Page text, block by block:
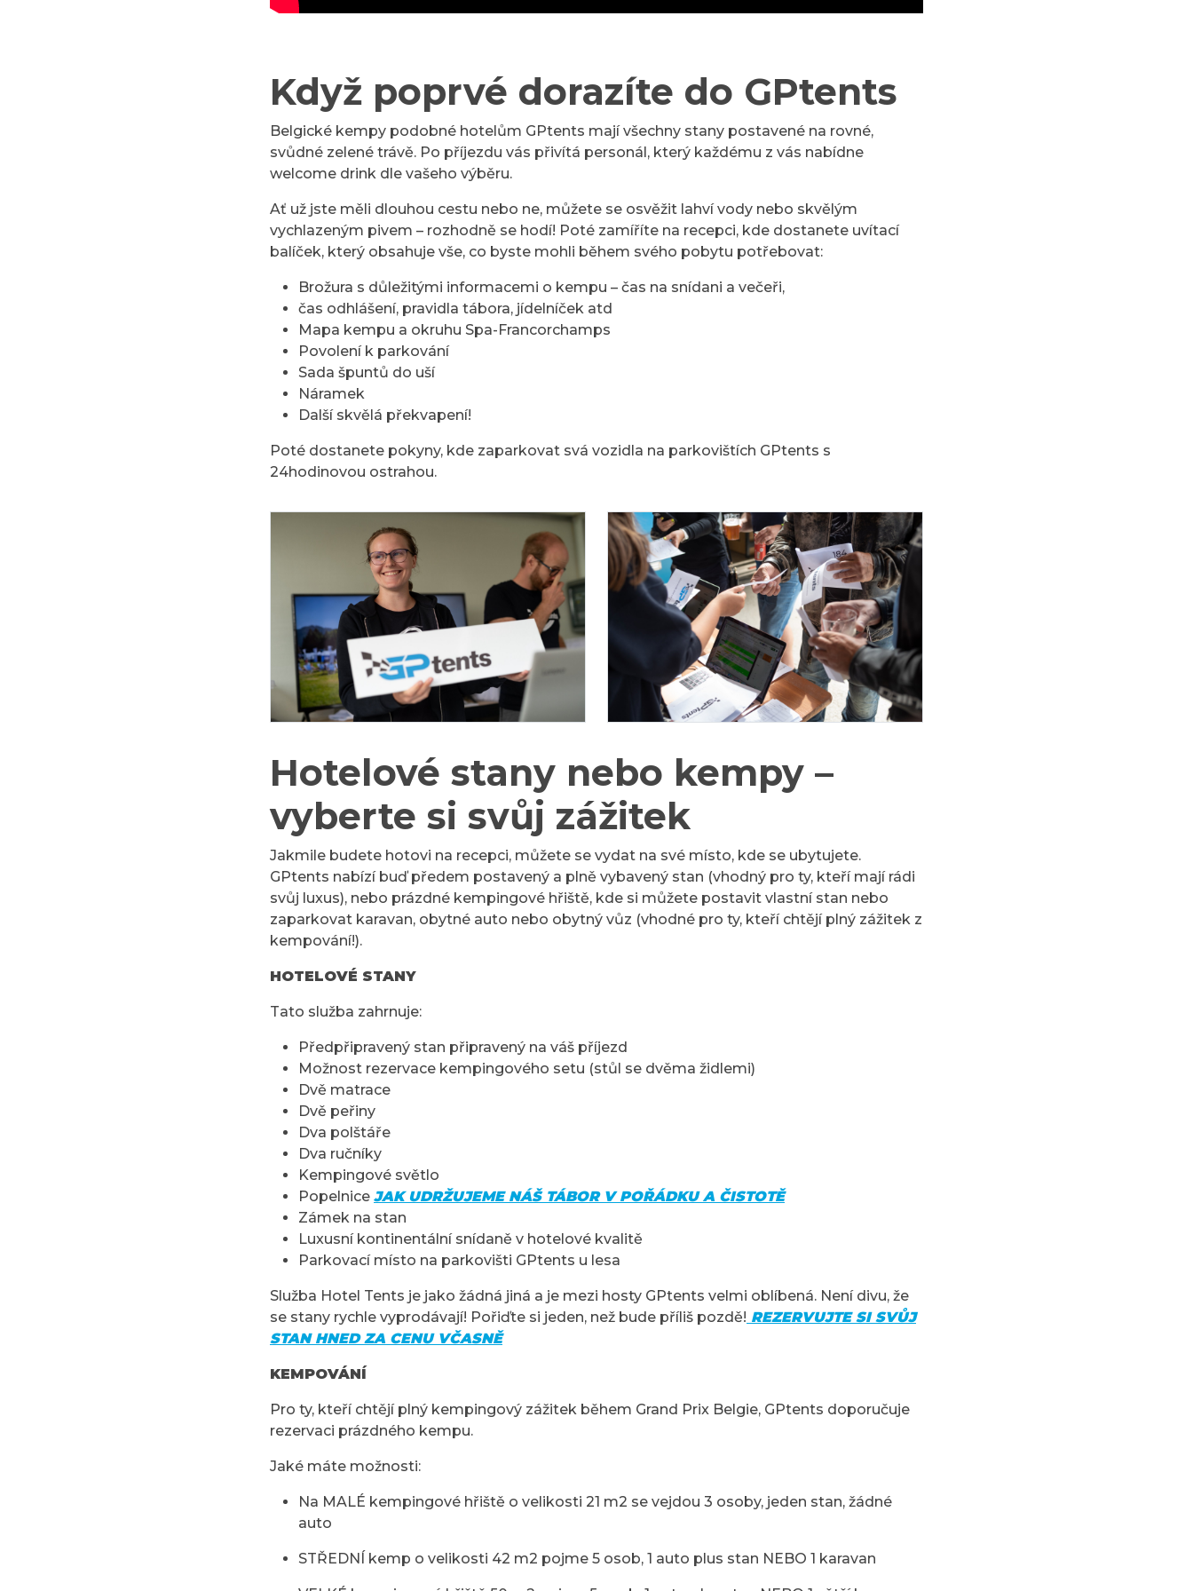
Když poprvé dorazíte do GPtents
Belgické kempy podobné hotelům GPtents mají všechny stany postavené na rovné,
svůdné zelené trávě. Po příjezdu vás přivítá personál, který každému z vás nabídne
welcome drink dle vašeho výběru.
Ať už jste měli dlouhou cestu nebo ne, můžete se osvěžit lahví vody nebo skvělým
vychlazeným pivem – rozhodně se hodí! Poté zamíříte na recepci, kde dostanete uvítací
balíček, který obsahuje vše, co byste mohli během svého pobytu potřebovat:
Brožura s důležitými informacemi o kempu – čas na snídani a večeři,
čas odhlášení, pravidla tábora, jídelníček atd
Mapa kempu a okruhu Spa-Francorchamps
Povolení k parkování
Sada špuntů do uší
Náramek
Další skvělá překvapení!
Poté dostanete pokyny, kde zaparkovat svá vozidla na parkovištích GPtents s
24hodinovou ostrahou.
Hotelové stany nebo kempy –
vyberte si svůj zážitek
Jakmile budete hotovi na recepci, můžete se vydat na své místo, kde se ubytujete.
GPtents nabízí buď předem postavený a plně vybavený stan (vhodný pro ty, kteří mají rádi
svůj luxus), nebo prázdné kempingové hřiště, kde si můžete postavit vlastní stan nebo
zaparkovat karavan, obytné auto nebo obytný vůz (vhodné pro ty, kteří chtějí plný zážitek z
kempování!).
HOTELOVÉ STANY
Tato služba zahrnuje:
Předpřipravený stan připravený na váš příjezd
Možnost rezervace kempingového setu (stůl se dvěma židlemi)
Dvě matrace
Dvě peřiny
Dva polštáře
Dva ručníky
Kempingové světlo
Popelnice JAK UDRŽUJEME NÁŠ TÁBOR V POŘÁDKU A ČISTOTĚ
Zámek na stan
Luxusní kontinentální snídaně v hotelové kvalitě
Parkovací místo na parkovišti GPtents u lesa
Služba Hotel Tents je jako žádná jiná a je mezi hosty GPtents velmi oblíbená. Není divu, že
se stany rychle vyprodávají! Pořiďte si jeden, než bude příliš pozdě! REZERVUJTE SI SVŮJ
STAN HNED ZA CENU VČASNĚ
KEMPOVÁNÍ
Pro ty, kteří chtějí plný kempingový zážitek během Grand Prix Belgie, GPtents doporučuje
rezervaci prázdného kempu.
Jaké máte možnosti:
Na MALÉ kempingové hřiště o velikosti 21 m2 se vejdou 3 osoby, jeden stan, žádné
auto
STŘEDNÍ kemp o velikosti 42 m2 pojme 5 osob, 1 auto plus stan NEBO 1 karavan